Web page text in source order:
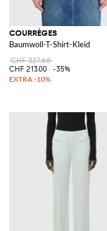
COURRÈGES
Baumwoll-T-Shirt-Kleid
CHF 327.68
CHF 213.00
-35%